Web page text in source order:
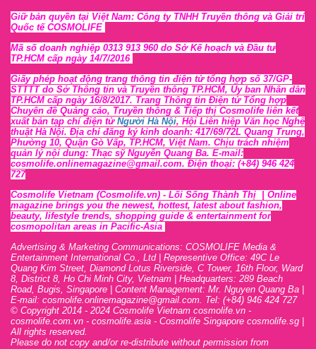
Giữ bản quyền tại Việt Nam: Công ty TNHH Truyền thông và Giải trí
Quốc tế COSMOLIFE
Mã số doanh nghiệp 0313 913 960 do Sở Kế hoạch và Đầu tư
TP.HCM cấp ngày 14/7/2016
Giấy phép hoạt động trang thông tin điện tử tổng hợp số 37/GP-
STTTT do Sở Thông tin và Truyền thông TP.HCM, Ủy ban Nhân dân
TP.HCM cấp ngày 16/8/2017. Trang Thông tin Điện tử Tổng hợp
Chuyên đề Quảng cáo, Truyền thông & Tiếp thị Cosmolife liên kết
xuất bản tạp chí điện tử Người Hà Nội, Hội Liên hiệp Văn học Nghệ
thuật Hà Nội. Địa chỉ đăng ký kinh doanh: 417/69/72L Quang Trung,
Phường 10, Quận Gò Vấp, TP.HCM, Việt Nam. Chịu trách nhiệm
quản lý nội dung: Thạc sỹ Nguyễn Quang Ba. E-mail:
cosmolife.onlinemagazine@gmail.com. Điện thoại: (+84) 946 424
727
Cosmolife Vietnam (Cosmolife.vn) - Lối Sống Thành Thị | Online
magazine brings you the newest, hottest, latest about fashion,
beauty, lifestyle trends, shopping guide & entertainment for
cosmopolitan areas in Pacific-Asia
Advertising & Marketing Communications: COSMOLIFE Media &
Entertainment International Co., Ltd | Representive Office: 49C Le
Quang Kim Street, Diamond Lotus Riverside, C Tower, 16th Floor, Ward
8, District 8, Ho Chi Minh City, Vietnam | Headquarters: 289 Beach
Road, Bugis, Singapore | Content Management: Mr. Nguyen Quang Ba |
E-mail: cosmolife.onlinemagazine@gmail.com. Tel: (+84) 946 424 727
© Copyright 2014 - 2024 Cosmolife Vietnam cosmolife.vn -
cosmolife.com.vn - cosmolife.asia - Cosmolife Singapore cosmolife.sg |
All rights reserved.
Please do not copy and/or re-distribute without permission from